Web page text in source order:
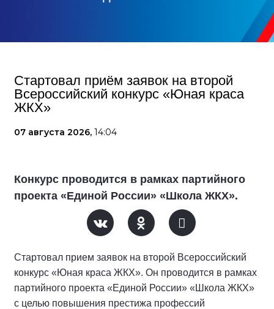
Стартовал приём заявок на второй
Всероссийский конкурс «Юная краса
ЖКХ»
07 августа 2026, 14:04
Конкурс проводится в рамках партийного
проекта «Единой России» «Школа ЖКХ».
Стартовал прием заявок на второй Всероссийский
конкурс «Юная краса ЖКХ». Он проводится в рамках
партийного проекта «Единой России» «Школа ЖКХ»
с целью повышения престижа профессий